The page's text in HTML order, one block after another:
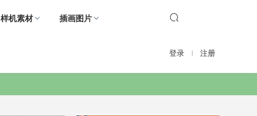
样机素材 插画图片
登录 注册